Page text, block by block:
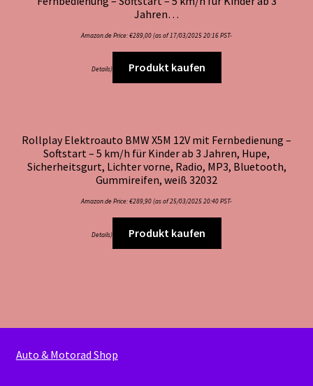
Jahren…
Amazon.de Price:€289,00(as of 17/03/2025 20:16 PST-
Details) Produkt kaufen
Rollplay Elektroauto BMW X5M 12V mit Fernbedienung –
Softstart – 5 km/h für Kinder ab 3 Jahren, Hupe,
Sicherheitsgurt, Lichter vorne, Radio, MP3, Bluetooth,
Gummireifen, weiß 32032
Amazon.de Price:€289,90(as of 25/03/2025 20:40 PST-
Details) Produkt kaufen
Auto & Motorad Shop